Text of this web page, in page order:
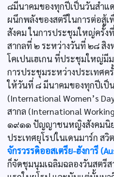
๘มีนาคมของทุกปีเป็นวันสำแ
ผนึกพลังของสตรีในการต่อสู้เ
สังคม ในการประชุมใหญ่ครั้ง
สากลที่ ๒ ระหว่างวันที่ ๒๘ สิ
โคเปนเฮเกน ที่ประชุมใหญ่
การประชุมระหว่างประเทศ
ให้วันที่ ๘ มีนาคมของทุกปีเป็
(International Women’s
สากล (International
๑๙๑๑ ปัญญาชนหญิงสังคมนิ
ประเทศยุโรปในเดนมาร์ก ส
จักรวรรดิออสเตรีย-ฮังการี
ก็จัดชุมนุมเฉลิมฉลองวันสตรีส